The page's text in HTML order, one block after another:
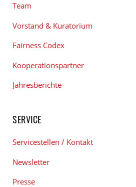
Team
Vorstand & Kuratorium
Fairness Codex
Kooperationspartner
Jahresberichte
SERVICE
Servicestellen / Kontakt
Newsletter
Presse